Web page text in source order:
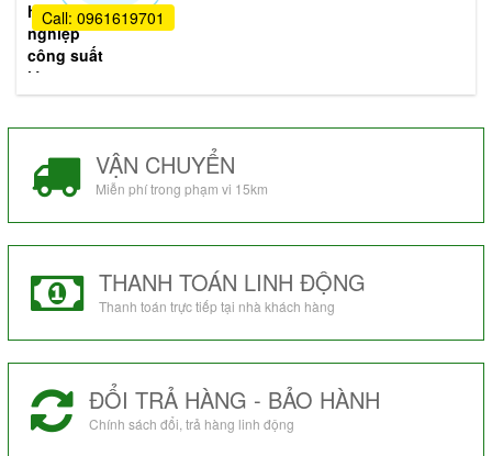
VẬN CHUYỂN
Miễn phí trong phạm vi 15km
THANH TOÁN LINH ĐỘNG
Thanh toán trực tiếp tại nhà khách hàng
ĐỔI TRẢ HÀNG - BẢO HÀNH
Chính sách đổi, trả hàng linh động
Call: 0961619701